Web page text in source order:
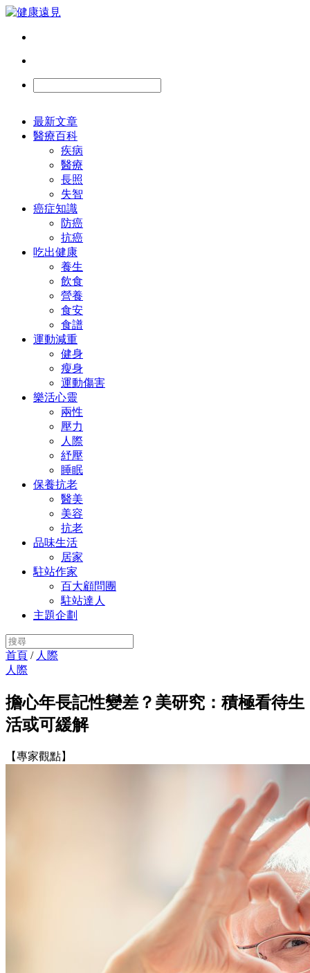
最新文章
醫療百科
疾病
醫療
長照
失智
癌症知識
防癌
抗癌
吃出健康
養生
飲食
營養
食安
食譜
運動減重
健身
瘦身
運動傷害
樂活心靈
兩性
壓力
人際
紓壓
睡眠
保養抗老
醫美
美容
抗老
品味生活
居家
駐站作家
百大顧問團
駐站達人
主題企劃
首頁 / 人際
人際
擔心年長記性變差？美研究：積極看待生
活或可緩解
【專家觀點】